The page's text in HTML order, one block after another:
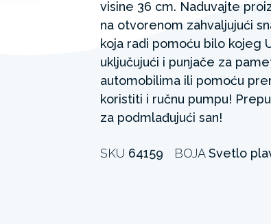
visine 36 cm. Naduvajte
na otvorenom zahvaljujući
koja radi pomoću bilo kojeg
uključujući i punjače za
automobilima ili pomoću
koristiti i ručnu pumpu!
za podmlađujući san!
SKU 64159 BOJASvetlo